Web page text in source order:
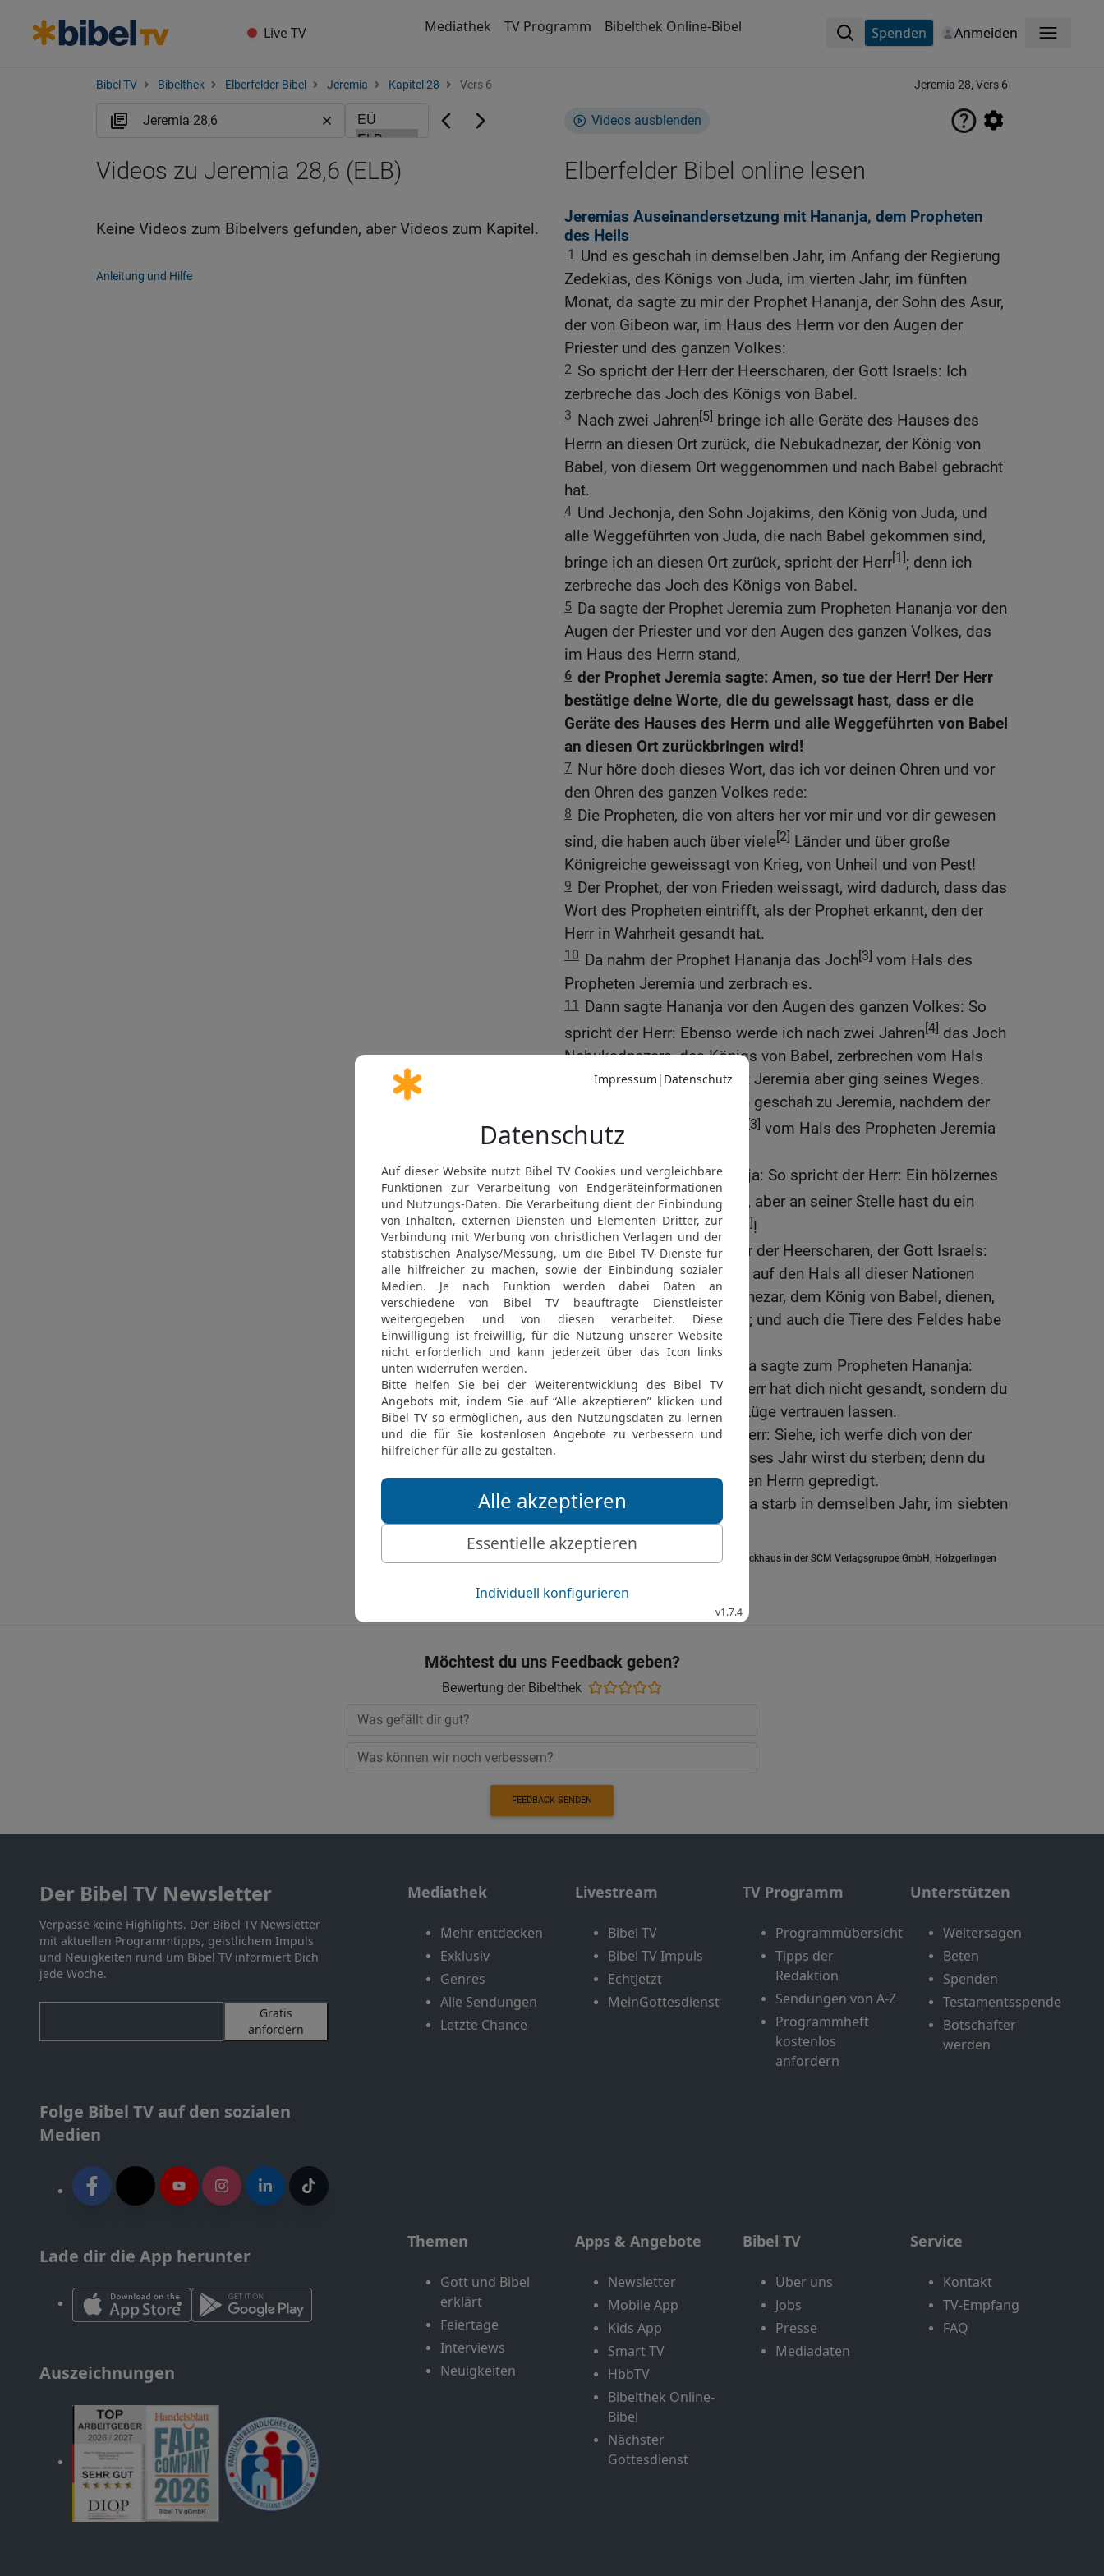
Live TV Mediathek TV Programm Bibelthek Online-Bibel Spenden Anmelden Menü
Bibel TV Bibelthek Elberfelder Bibel Jeremia Kapitel 28 Vers 6 Jeremia 28, Vers 6
Videos ausblenden
Elberfelder Bibel online lesen
Jeremias Auseinandersetzung mit Hananja, dem Propheten
des Heils
1
Und es geschah in demselben Jahr, im Anfang der Regierung
Zedekias, des Königs von Juda, im vierten Jahr, im fünften
Monat, da sagte zu mir der Prophet Hananja, der Sohn des Asur,
der von Gibeon war, im Haus des Herrn vor den Augen der
Priester und des ganzen Volkes:
2 So spricht der Herr der Heerscharen, der Gott Israels: Ich
zerbreche das Joch des Königs von Babel.
3 Nach zwei Jahren[5] bringe ich alle Geräte des Hauses des
Herrn an diesen Ort zurück, die Nebukadnezar, der König von
Babel, von diesem Ort weggenommen und nach Babel gebracht
hat.
4 Und Jechonja, den Sohn Jojakims, den König von Juda, und
alle Weggeführten von Juda, die nach Babel gekommen sind,
bringe ich an diesen Ort zurück, spricht der Herr[1]; denn ich
zerbreche das Joch des Königs von Babel.
5 Da sagte der Prophet Jeremia zum Propheten Hananja vor den
Augen der Priester und vor den Augen des ganzen Volkes, das
im Haus des Herrn stand,
6 der Prophet Jeremia sagte: Amen, so tue der Herr! Der Herr
bestätige deine Worte, die du geweissagt hast, dass er die
Geräte des Hauses des Herrn und alle Weggeführten von Babel
an diesen Ort zurückbringen wird!
7 Nur höre doch dieses Wort, das ich vor deinen Ohren und vor
den Ohren des ganzen Volkes rede:
8 Die Propheten, die von alters her vor mir und vor dir gewesen
sind, die haben auch über viele[2] Länder und über große
Königreiche geweissagt von Krieg, von Unheil und von Pest!
9 Der Prophet, der von Frieden weissagt, wird dadurch, dass das
Wort des Propheten eintrifft, als der Prophet erkannt, den der
Herr in Wahrheit gesandt hat.
10 Da nahm der Prophet Hananja das Joch[3] vom Hals des
Propheten Jeremia und zerbrach es.
11 Dann sagte Hananja vor den Augen des ganzen Volkes: So
spricht der Herr: Ebenso werde ich nach zwei Jahren[4] das Joch
Nebukadnezars, des Königs von Babel, zerbrechen vom Hals
aller Nationen. Der Prophet Jeremia aber ging seines Weges.
Und das Wort des Herrn geschah zu Jeremia, nachdem der
Prophet Hananja das Joch
[3] vom Hals des Propheten Jeremia
13 Geh und sage zu Hananja: So spricht der Herr: Ein hölzernes
Joch[5]hast du zerbrochen, aber an seiner Stelle hast du ein
eisernes Joch [6]gemacht [7]!
14 Denn so spricht der Herr der Heerscharen, der Gott Israels:
Ein eisernes Joch habe ich auf den Hals all dieser Nationen
gelegt, damit sie Nebukadnezar, dem König von Babel, dienen,
und sie werden ihm dienen; und auch die Tiere des Feldes habe
ich ihm gegeben.
Und der Prophet Jeremia sagte zum Propheten Hananja:
Höre doch, Hananja! Der Herr hat dich nicht gesandt, sondern du
hast dieses Volk auf eine Lüge vertrauen lassen.
16 Darum, so spricht der Herr: Siehe, ich werfe dich von der
Fläche des Erdbodens. Dieses Jahr wirst du sterben; denn du
hast Ungehorsam gegen den Herrn gepredigt.
17 Und der Prophet Hananja starb in demselben Jahr, im siebten
Monat.
Elberfelder Bibel 2006, © 2006 SCM R.Brockhaus in der SCM Verlagsgruppe GmbH, Holzgerlingen
Videos zu Jeremia 28,6 (ELB)
Keine Videos zum Bibelvers gefunden, aber Videos zum Kapitel.
Anleitung und Hilfe
Möchtest du uns Feedback geben?
Bewertung der Bibelthek
FEEDBACK SENDEN
Der Bibel TV Newsletter
Verpasse keine Highlights. Der Bibel TV Newsletter
mit aktuellen Programmtipps, geistlichem Impuls
und Neuigkeiten rund um Bibel TV informiert Dich
jede Woche.
Gratis
anfordern
Folge Bibel TV auf den sozialen
Medien
Lade dir die App herunter
Auszeichnungen
Mediathek
Mehr entdecken
Exklusiv
Genres
Alle Sendungen
Letzte Chance
Livestream
Bibel TV
Bibel TV Impuls
EchtJetzt
MeinGottesdienst
TV Programm
Programmübersicht
Tipps der
Redaktion
Sendungen von A-Z
Programmheft
kostenlos
anfordern
Unterstützen
Weitersagen
Beten
Spenden
Testamentsspende
Botschafter
werden
Themen
Gott und Bibel
erklärt
Feiertage
Interviews
Neuigkeiten
Apps & Angebote
Newsletter
Mobile App
Kids App
Smart TV
HbbTV
Bibelthek Online-
Bibel
Nächster
Gottesdienst
Bibel TV
Über uns
Jobs
Presse
Mediadaten
Service
Kontakt
TV-Empfang
FAQ